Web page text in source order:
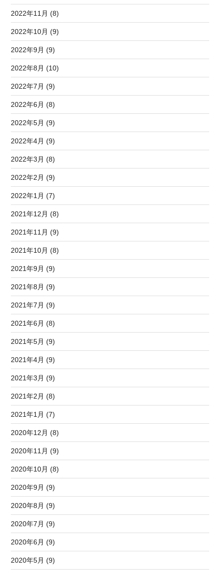
2022年11月 (8)
2022年10月 (9)
2022年9月 (9)
2022年8月 (10)
2022年7月 (9)
2022年6月 (8)
2022年5月 (9)
2022年4月 (9)
2022年3月 (8)
2022年2月 (9)
2022年1月 (7)
2021年12月 (8)
2021年11月 (9)
2021年10月 (8)
2021年9月 (9)
2021年8月 (9)
2021年7月 (9)
2021年6月 (8)
2021年5月 (9)
2021年4月 (9)
2021年3月 (9)
2021年2月 (8)
2021年1月 (7)
2020年12月 (8)
2020年11月 (9)
2020年10月 (8)
2020年9月 (9)
2020年8月 (9)
2020年7月 (9)
2020年6月 (9)
2020年5月 (9)